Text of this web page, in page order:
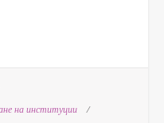
на институции